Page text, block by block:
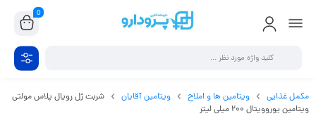
0
مکمل غذایی ویتامین ها و املاح ویتامین آقایان
شربت ژل رویال پلاس مولتی
ویتامین یوروویتال 200 میلی لیتر